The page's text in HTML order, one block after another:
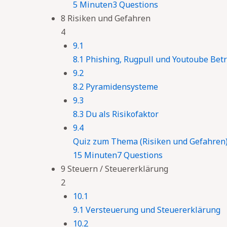
5 Minuten3 Questions
8 Risiken und Gefahren
4
9.1
8.1 Phishing, Rugpull und Youtoube
9.2
8.2 Pyramidensysteme
9.3
8.3 Du als Risikofaktor
9.4
Quiz zum Thema (Risiken und
15 Minuten7 Questions
9 Steuern / Steuererklärung
2
10.1
9.1 Versteuerung und Steuererklärung
10.2